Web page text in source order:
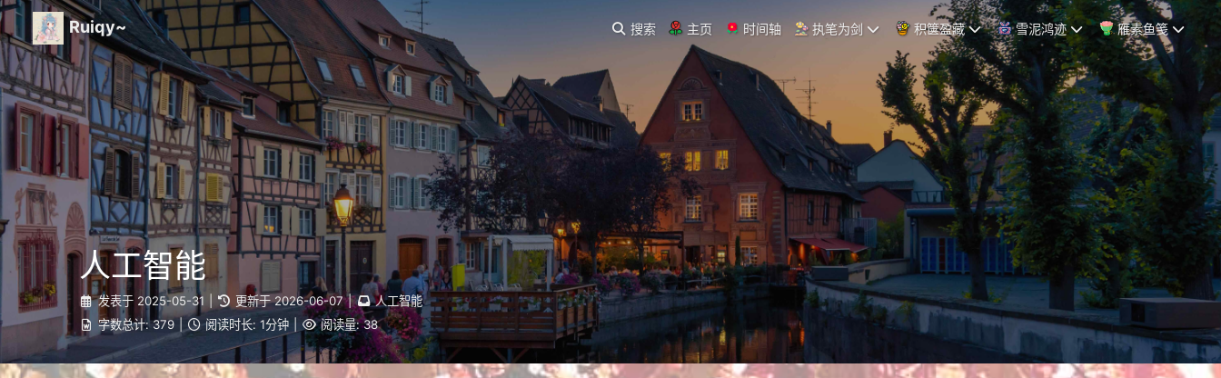
Ruiqy~ 搜索 主页 时间轴 执笔为剑 积箧盈藏 雪泥鸿迹 雁素鱼笺
人工智能
发表于 2025-05-31 更新于 2026-06-07 |
人工智能
字数总计: 379 阅读时长: 1分钟 阅读量: 38